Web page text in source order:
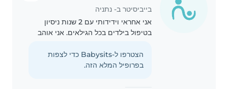
בייביסיטר ב- נתניה
אני אחראי וידידותי עם 2 שנות ניסיון
בטיפול בילדים בכל הגילאים. אני אוהב
שלכם אני יכול לעזור גם עם חיות מחמד,
בישול, מטלות ושיעורי בית.
הצטרפו ל-Babysits כדי לצפות
בפרופיל המלא הזה.